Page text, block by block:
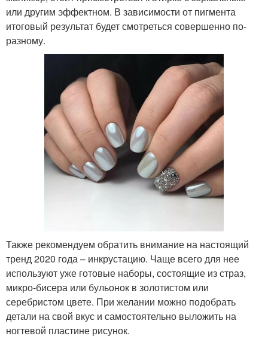
или другим эффектном. В зависимости от пигмента
итоговый результат будет смотреться совершенно по-
разному.
Также рекомендуем обратить внимание на настоящий
тренд 2020 года – инкрустацию. Чаще всего для нее
используют уже готовые наборы, состоящие из страз,
микро-бисера или бульонок в золотистом или
серебристом цвете. При желании можно подобрать
детали на свой вкус и самостоятельно выложить на
ногтевой пластине рисунок.